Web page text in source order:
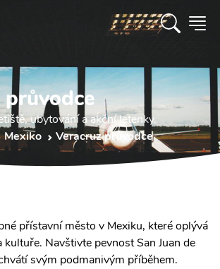
ubytování a akční letenky.
Mexiko Veracruz průvodce
přístavní město v Mexiku, které oplývá
Navštivte pevnost San Juan de
svým podmanivým příběhem.